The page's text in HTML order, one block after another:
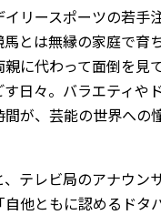
リースポーツの若手
とは無縁の家庭で育
に代わって面倒を見
日々。バラエティや
が、芸能の世界への
テレビ局のアナウン
他ともに認めるドタ